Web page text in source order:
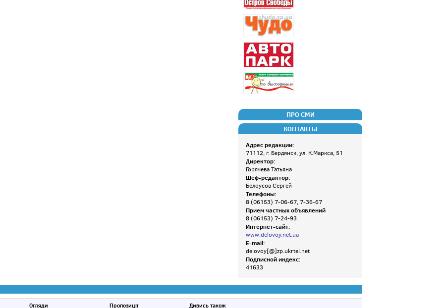
ПРО СМИ
КОНТАКТЫ
Адрес редакции:
71112, г. Бердянск, ул. К.Маркса, 51
Директор:
Горячева Татьяна
Шеф-редактор:
Белоусов Сергей
Телефоны:
8 (06153) 7-06-67, 7-36-67
Прием частных объявлений
8 (06153) 7-24-93
Интернет-сайт:
www.delovoy.net.ua
E-mail:
delovoy[@]zp.ukrtel.net
Подписной индекс:
41633
Огляди Пропозиції Дивись також